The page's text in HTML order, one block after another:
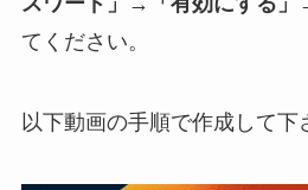
てください。
以下動画の手順で作成して下